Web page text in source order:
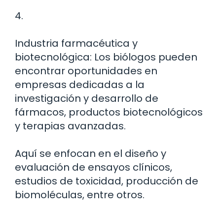
4.
Industria farmacéutica y
biotecnológica: Los biólogos pueden
encontrar oportunidades en
empresas dedicadas a la
investigación y desarrollo de
fármacos, productos biotecnológicos
y terapias avanzadas.
Aquí se enfocan en el diseño y
evaluación de ensayos clínicos,
estudios de toxicidad, producción de
biomoléculas, entre otros.